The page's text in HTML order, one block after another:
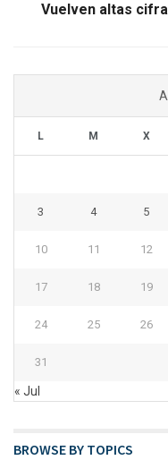
Vuelven altas
L M X
3 4 5
10 11 12
17 18 19
24 25 26
31
« Jul
BROWSE BY TOPICS